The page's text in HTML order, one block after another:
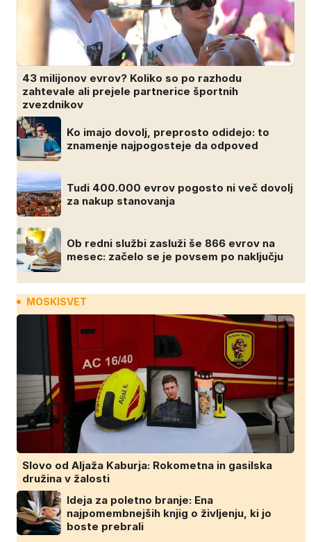
43 milijonov evrov? Koliko so po razhodu
zahtevale ali prejele partnerice športnih
zvezdnikov
Ko imajo dovolj, preprosto odidejo: to
znamenje najpogosteje da odpoved
Tudi 400.000 evrov pogosto ni več dovolj
za nakup stanovanja
Ob redni službi zasluži še 866 evrov na
mesec: začelo se je povsem po naključju
MOSKISVET
Slovo od Aljaža Kaburja: Rokometna in gasilska
družina v žalosti
Ideja za poletno branje: Ena
najpomembnejših knjig o življenju, ki jo
boste prebrali